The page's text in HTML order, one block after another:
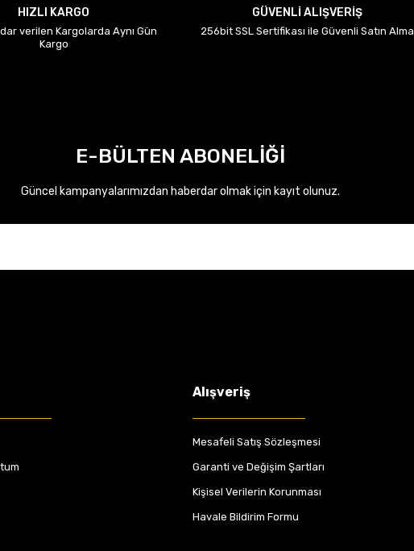
HIZLI KARGO
verilen Kargolarda Aynı Gün
Kargo
GÜVENLİ ALIŞVERİŞ
256bit SSL Sertifikası ile Güvenli Satın Alma
E-BÜLTEN ABONELİĞİ
Güncel kampanyalarımızdan haberdar olmak için kayıt olunuz.
Alışveriş
Mesafeli Satış Sözleşmesi
Garanti ve Değişim Şartları
Kişisel Verilerin Korunması
Havale Bildirim Formu